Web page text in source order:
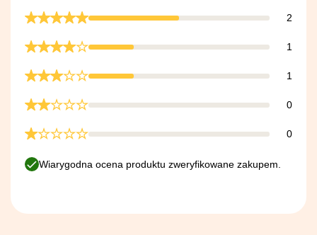
2
1
1
0
0
Wiarygodna ocena produktu zweryfikowane zakupem.